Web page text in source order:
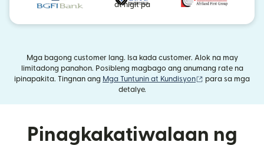
at higit pa
Mga bagong customer lang. Isa kada customer. Alok na may
limitadong panahon. Posibleng magbago ang anumang rate na
ipinapakita. Tingnan ang Mga Tuntunin at Kundisyon (bubukas sa
para sa mga
detalye.
Pinagkakatiwalaan ng